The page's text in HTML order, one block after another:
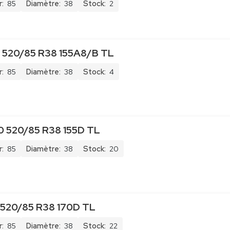
85 Diamètre: 38 Stock: 2
85 R38 155A8/B TL
85 Diamètre: 38 Stock: 4
520/85 R38 155D TL
85 Diamètre: 38 Stock: 20
85 R38 170D TL
85 Diamètre: 38 Stock: 22